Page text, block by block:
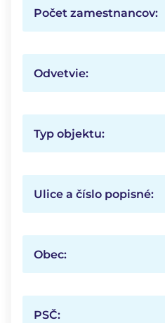
Počet zamestnancov:
Odvetvie:
Typ objektu:
Ulice a číslo popisné:
Obec:
PSČ: